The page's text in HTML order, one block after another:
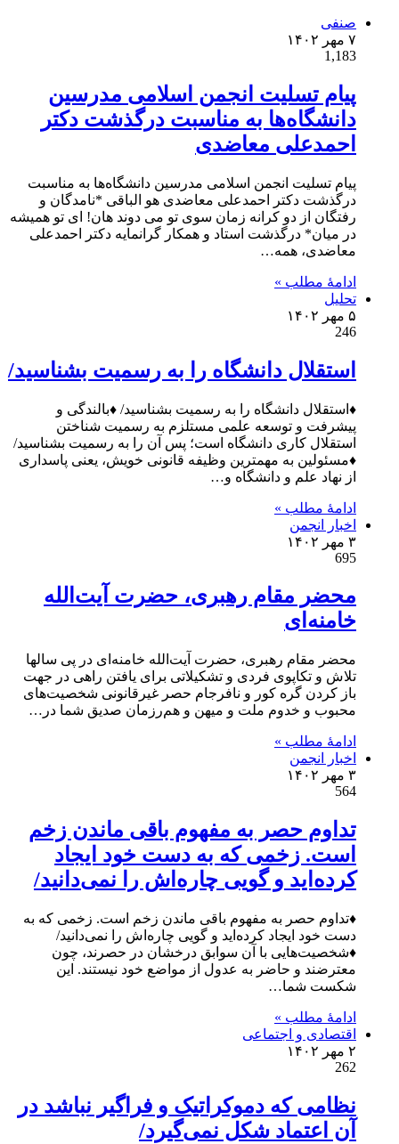
صنفی
۷ مهر ۱۴۰۲
1,183
پیام تسلیت انجمن اسلامی مدرسین
دانشگاه‌ها به مناسبت درگذشت دکتر
احمدعلی معاضدی
پیام تسلیت انجمن اسلامی مدرسین دانشگاه‌ها به مناسبت
درگذشت دکتر احمدعلی معاضدی هو الباقی *نامدگان و
رفتگان از دو کرانه زمان سوی تو می دوند هان! ای تو همیشه
در میان* درگذشت استاد و همکار گرانمایه دکتر احمدعلی
معاضدی، همه…
ادامۀ مطلب »
تحلیل
۵ مهر ۱۴۰۲
246
استقلال دانشگاه را به رسمیت بشناسید/
♦استقلال دانشگاه را به رسمیت بشناسید/ ♦بالندگی و
پیشرفت و توسعه علمی مستلزم به رسمیت شناختن
استقلال کاری دانشگاه است؛ پس آن را به رسمیت بشناسید/
♦مسئولین به مهمترین وظیفه قانونى خویش، یعنی پاسدارى
از نهاد علم و دانشگاه و…
ادامۀ مطلب »
اخبار انجمن
۳ مهر ۱۴۰۲
695
محضر مقام رهبری، حضرت آیت‌الله
خامنه‌ای
محضر مقام رهبری، حضرت آیت‌الله خامنه‌ای در پی سالها
تلاش و تکاپوی فردی و تشکیلاتی برای یافتن راهی در جهت
باز کردن گره کور و نافرجام حصر غیرقانونی شخصیت‌های
محبوب و خدوم ملت و میهن و هم‌رزمان صدیق شما در…
ادامۀ مطلب »
اخبار انجمن
۳ مهر ۱۴۰۲
564
تداوم حصر به مفهوم باقی ماندن زخم
است. زخمی که به دست خود ایجاد
کرده‌اید و گویی چاره‌اش را نمی‌دانید/
♦تداوم حصر به مفهوم باقی ماندن زخم است. زخمی که به
دست خود ایجاد کرده‌اید و گویی چاره‌اش را نمی‌دانید/
♦شخصیت‌هایی با آن سوابق درخشان در حصرند، چون
معترضند و حاضر به عدول از مواضع خود نیستند. این
شکست شما…
ادامۀ مطلب »
اقتصادی و اجتماعی
۲ مهر ۱۴۰۲
262
نظامی که دموکراتیک و فراگیر نباشد در
آن اعتماد شکل نمی‌گیرد/